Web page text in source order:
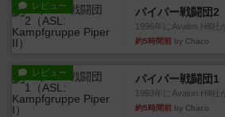
レビュー パイパー戦闘団2
1996年にAvalon Hill社
約5時間前 by Chaco
レビュー パイパー戦闘団1
1993年にAvalon Hill社
約5時間前 by Chaco